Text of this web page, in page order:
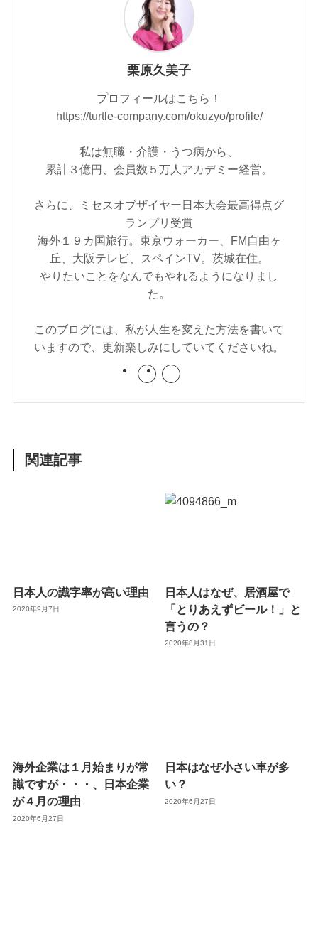
栗原久美子
プロフィールはこちら！
https://turtle-company.com/okuzyo/profile/
私は無職・介護・うつ病から、
累計３億円、会員数５万人アカデミー経営。
さらに、ミセスオブザイヤー日本大会最高得点グ
ランプリ受賞
海外１９カ国旅行。東京ウォーカー、FM自由ヶ
丘、大阪テレビ、スペインTV。茨城在住。
やりたいことをなんでもやれるようになりまし
た。
このブログには、私が人生を変えた方法を書いて
いますので、更新楽しみにしていてくださいね。
関連記事
日本人の識字率が高い理由
2020年9月7日
日本人はなぜ、居酒屋で
「とりあえずビール！」と
言うの？
2020年8月31日
海外企業は１月始まりが常
識ですが・・・、日本企業
が４月の理由
2020年6月27日
日本はなぜ小さい車が多
い？
2020年6月27日